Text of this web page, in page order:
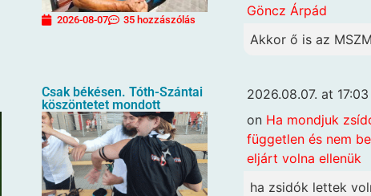
2026-08-07 35 hozzászólás
Csak békésen. Tóth-Szántai
köszöntetet mondott
Göncz Árpád
Akkor ő is az
2026.08.07. at 17:03
on Ha mondjuk
független és nem
eljárt volna ellenük
ha zsidók lettek